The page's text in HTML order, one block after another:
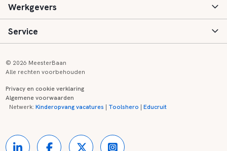
Speciaal (basis) onderwijs
Voortgezet onderwijs
Kinderopvang
Aanmelden
Vacatures
Zij-instroom informatie
Werkgevers
Inloggen
Registreren
Service
Onderwijs links
© 2026 MeesterBaan
Alle rechten voorbehouden
Privacy en cookie verklaring
Algemene voorwaarden
Netwerk:Kinderopvang vacatures | Toolshero |Educruit